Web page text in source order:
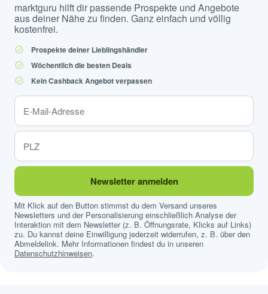
marktguru hilft dir passende Prospekte und Angebote
aus deiner Nähe zu finden. Ganz einfach und völlig
kostenfrei.
Prospekte deiner Lieblingshändler
Wöchentlich die besten Deals
Kein Cashback Angebot verpassen
Newsletter anmelden
Mit Klick auf den Button stimmst du dem Versand unseres
Newsletters und der Personalisierung einschließlich Analyse der
Interaktion mit dem Newsletter (z. B. Öffnungsrate, Klicks auf Links)
zu. Du kannst deine Einwilligung jederzeit widerrufen, z. B. über den
Abmeldelink. Mehr Informationen findest du in unseren
Datenschutzhinweisen.